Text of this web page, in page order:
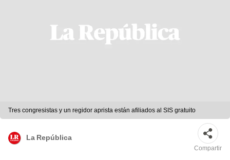
Tres congresistas y un regidor aprista están afiliados al SIS gratuito
La República
Compartir